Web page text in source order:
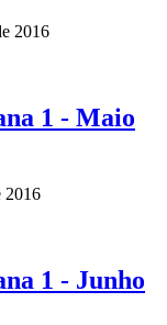
2016
1 - Maio
2016
1 - Junho